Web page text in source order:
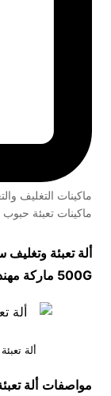
ماكينات التغليف
ماكينات تعبئة
ألة تعبئة
500G ماركة
ألة
مواصفات ألة